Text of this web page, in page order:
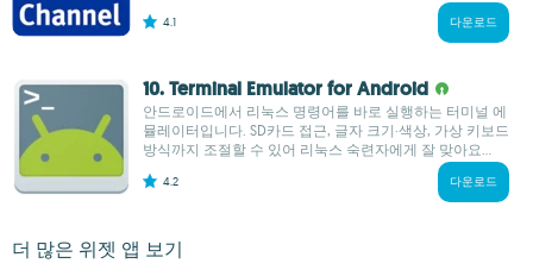
4.1 다운로드
10. Terminal Emulator for Android
안드로이드에서 리눅스 명령어를 바로 실행하는 터미널 에
뮬레이터입니다. SD카드 접근, 글자 크기·색상, 가상 키보드
방식까지 조절할 수 있어 리눅스 숙련자에게 잘 맞아요...
4.2 다운로드
더 많은 위젯 앱 보기